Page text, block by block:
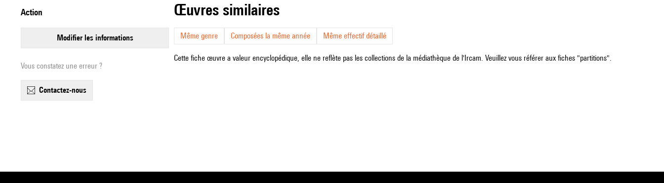
action
modifier les informations
Vous constatez une erreur ?
contactez-nous
œuvres similaires
Même genre Composées la même année Même effectif détaillé
Cette fiche œuvre a valeur encyclopédique, elle ne reflète pas les collections de la médiathèque de l'Ircam. Veuillez vous référer aux fiches "partitions".